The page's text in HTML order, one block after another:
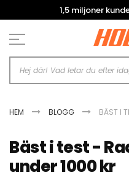
1,5 miljoner
HEM BLOGG BÄST I
Bäst i test -
under 1000 kr